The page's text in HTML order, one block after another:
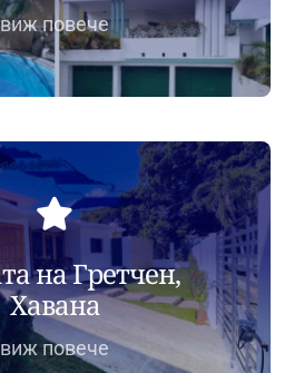
виж повече
на Гретчен,
Хавана
виж повече